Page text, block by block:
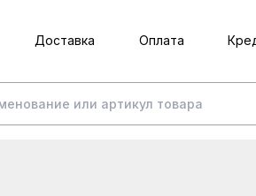
Доставка Оплата